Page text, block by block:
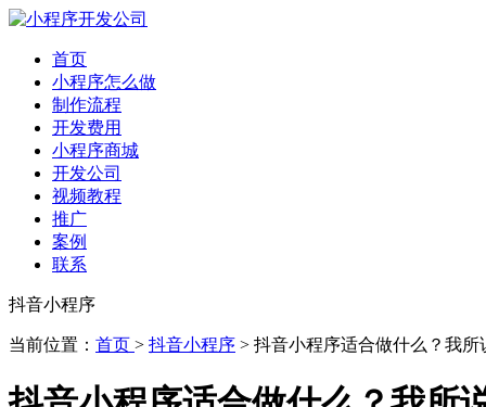
首页
小程序怎么做
制作流程
开发费用
小程序商城
开发公司
视频教程
推广
案例
联系
抖音小程序
当前位置： 首页 > 抖音小程序 > 抖音小程序适合做什么？我